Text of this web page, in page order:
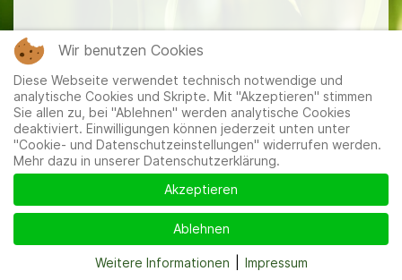
Wir benutzen Cookies
Diese Webseite verwendet technisch notwendige und
analytische Cookies und Skripte. Mit "Akzeptieren" stimmen
Sie allen zu, bei "Ablehnen" werden analytische Cookies
deaktiviert. Einwilligungen können jederzeit unten unter
"Cookie- und Datenschutzeinstellungen" widerrufen werden.
Mehr dazu in unserer Datenschutzerklärung.
Akzeptieren
Ablehnen
Weitere Informationen Impressum